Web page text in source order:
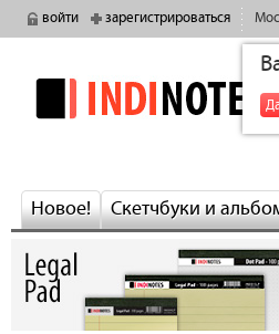
войти зарегистрироваться
indinotes
Новое! Скетчбуки и